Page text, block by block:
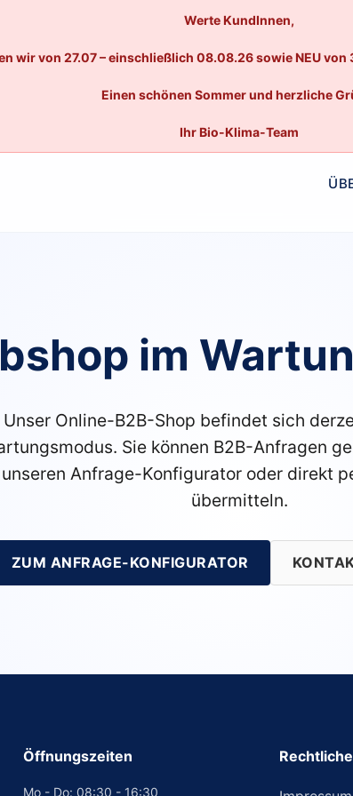
Werte KundInnen,
wir von 27.07 – einschließlich 08.08.26 sowie NEU
Einen schönen Sommer und herzliche
Ihr Bio-Klima-Team
im
Unser Online-B2B-Shop befindet sich
Sie können B2B-Anfragen
unseren Anfrage-Konfigurator oder direkt
übermitteln.
ZUM ANFRAGE-KONFIGURATOR
Öffnungszeiten
Mo - Do: 08:30 - 16:30